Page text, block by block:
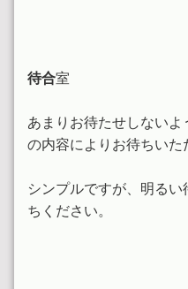
待合室
あまりお待たせしない
の内容によりお待ちいた
シンプルですが、明る
ちください。